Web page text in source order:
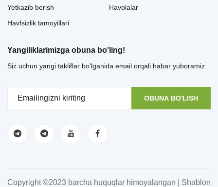
Yetkazib berish
Havfsizlik tamoyillari
Havolalar
Yangiliklarimizga obuna bo'ling!
Siz uchun yangi takliflar bo'lganida email orqali habar yuboramiz
OBUNA BO'LISH
Copyright ©2023 barcha huquqlar himoyalangan | Shablon